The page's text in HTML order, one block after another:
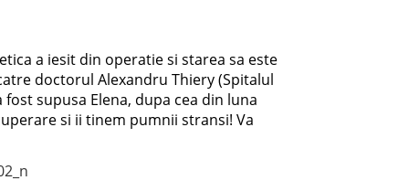
a iesit din operatie si starea sa este
doctorul Alexandru Thiery (Spitalul
supusa Elena, dupa cea din luna
si ii tinem pumnii stransi! Va